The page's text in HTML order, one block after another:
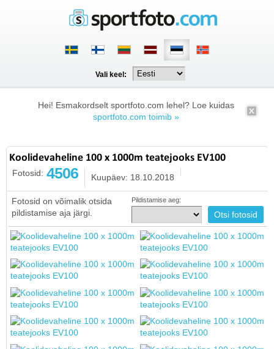
Vali keel:
Hei! Esmakordselt sportfoto.com lehel? Loe kuidas
sportfoto.com toimib »
Koolidevaheline 100 x 1000m teatejooks EV100
Fotosid: 4506 Kuupäev: 18.10.2018
Fotosid on võimalik otsida
pildistamise aja järgi.
Pildistamise aeg: